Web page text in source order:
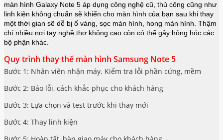
màn hình Galaxy Note 5 áp dụng công nghệ cũ, thủ công cũng như
linh kiện không chuẩn sẽ khiến cho màn hình của bạn sau khi thay
một thời gian sẽ dễ bị ố vàng, sọc màn hình, hong màn hình. Thậm
chí nhiều nơi tay nghề thợ không cao còn có thể gây hỏng hóc các
bộ phận khác.
Quy trình thay thế màn hình Samsung Note 5
Bước 1: Nhân viên nhận máy. Kiểm tra lỗi phần cứng, mềm
Bước 2: Báo lỗi, cách khắc phục cho khách hàng
Bước 3: Lựa chọn và test trước khi thay mới
Bước 4: Thay linh kiện